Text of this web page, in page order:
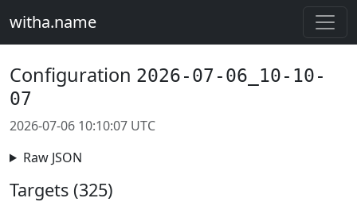
witha.name
Configuration 2026-07-06_10-10-
07
2026-07-06 10:10:07 UTC
Raw JSON
Targets (325)